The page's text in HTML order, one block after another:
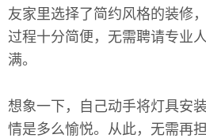
友家里选择了简约风格的装修
过程十分简便，无需聘请专业
满。
想象一下，自己动手将灯具安
情是多么愉悦。从此，无需再